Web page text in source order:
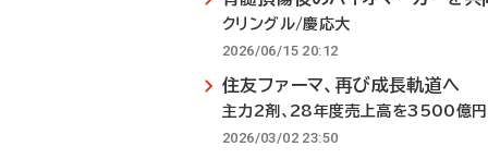
クリングル/慶応大
2026/06/15 20:12
住友ファーマ、再び成長軌道へ
主力2剤、28年度売上高を3500億円
2026/03/02 23:50